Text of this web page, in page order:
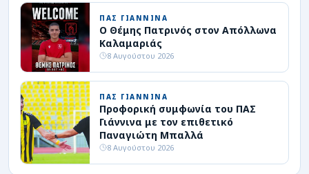
ΠΑΣ ΓΙΑΝΝΙΝΑ
Ο Θέμης Πατρινός στον Απόλλωνα
Καλαμαριάς
8 Αυγούστου 2026
ΠΑΣ ΓΙΑΝΝΙΝΑ
Προφορική συμφωνία του ΠΑΣ
Γιάννινα με τον επιθετικό
Παναγιώτη Μπαλλά
8 Αυγούστου 2026